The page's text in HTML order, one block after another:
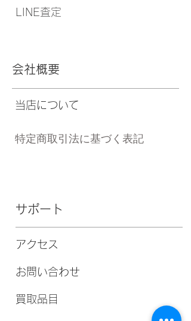
LINE査定
会社概要
当店について
特定商取引法に基づく表記
サポート
アクセス
お問い合わせ
買取品目